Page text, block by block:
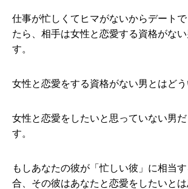
仕事が忙しくてヒマがないからデート
たら、相手は女性と恋愛する資格がな
す。
女性と恋愛をする資格がない男とはどう
女性と恋愛をしたいと思っていない男
す。
もしあなたの彼が「忙しい彼」に相当
合、その彼はあなたと恋愛をしたいと